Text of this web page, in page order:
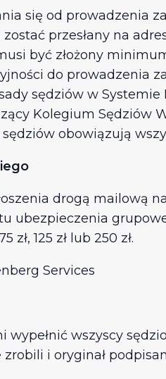
się od prowadzenia
przesłany na
być złożony
do prowadzenia
sędziów w
Kolegium Sędziów
obowiązują
drogą mailową na
ubezpieczenia
125 zł lub 250 zł.
Services
wypełnić wszyscy
i oryginał